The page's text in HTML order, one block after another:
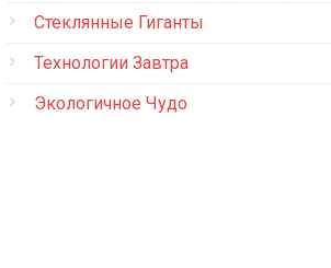
Стеклянные Гиганты
Технологии Завтра
Экологичное Чудо